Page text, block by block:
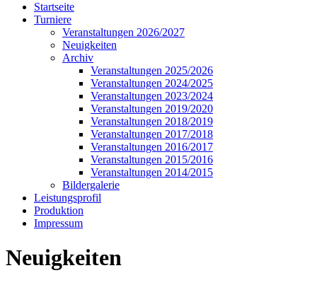
Startseite
Turniere
Veranstaltungen 2026/2027
Neuigkeiten
Archiv
Veranstaltungen 2025/2026
Veranstaltungen 2024/2025
Veranstaltungen 2023/2024
Veranstaltungen 2019/2020
Veranstaltungen 2018/2019
Veranstaltungen 2017/2018
Veranstaltungen 2016/2017
Veranstaltungen 2015/2016
Veranstaltungen 2014/2015
Bildergalerie
Leistungsprofil
Produktion
Impressum
Neuigkeiten